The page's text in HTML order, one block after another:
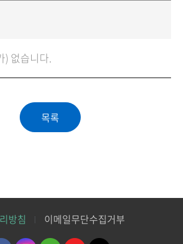
) 없습니다.
방침 이메일무단수집거부